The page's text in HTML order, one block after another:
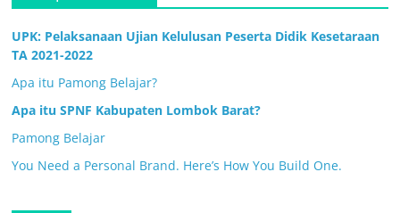
UPK: Pelaksanaan Ujian Kelulusan Peserta Didik Kesetaraan
TA 2021-2022
Apa itu Pamong Belajar?
Apa itu SPNF Kabupaten Lombok Barat?
Pamong Belajar
You Need a Personal Brand. Here’s How You Build One.